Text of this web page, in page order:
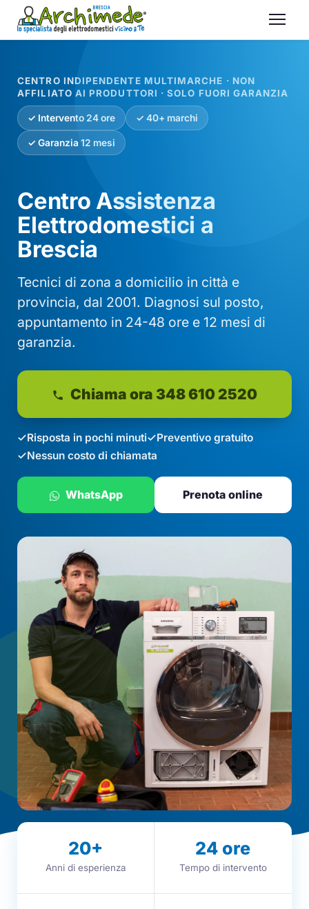
CENTRO INDIPENDENTE MULTIMARCHE · NON
AFFILIATO AI PRODUTTORI · SOLO FUORI GARANZIA
✓ Intervento 24 ore ✓ 40+ marchi
✓ Garanzia 12 mesi
Centro Assistenza
Elettrodomestici a
Brescia
Tecnici di zona a domicilio in città e
provincia, dal 2001. Diagnosi sul posto,
appuntamento in 24-48 ore e 12 mesi di
garanzia.
Chiama ora 348 610 2520
Risposta in pochi minuti
Preventivo gratuito
Nessun costo di chiamata
WhatsApp Prenota online
20+
Anni di esperienza
24 ore
Tempo di intervento